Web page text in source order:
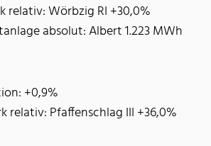
relativ: Wörbzig RI +30,0%
absolut: Albert 1.223 MWh
+0,9%
relativ: Pfaffenschlag III +36,0%